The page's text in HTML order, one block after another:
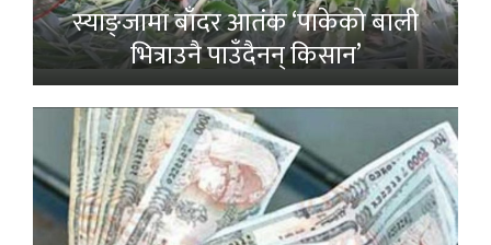
स्याङ्जामा बाँदर आतंक ‘पाकेको बाली
भित्राउनै पाउँदैनन् किसान’